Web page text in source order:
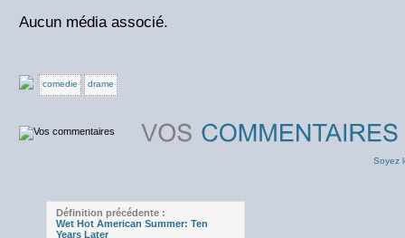
Aucun média associé.
comedie drame
Soyez
Définition précédente :
Wet Hot American Summer: Ten
Years Later